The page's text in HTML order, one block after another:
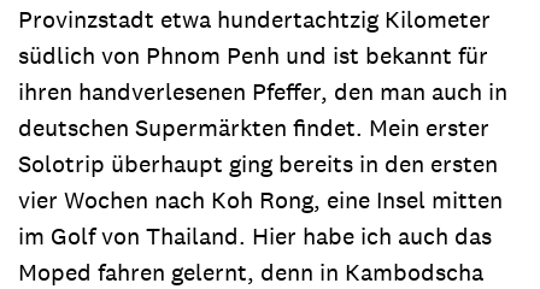
Provinzstadt etwa hundertachtzig Kilometer
südlich von Phnom Penh und ist bekannt für
ihren handverlesenen Pfeffer, den man auch in
deutschen Supermärkten findet. Mein erster
Solotrip überhaupt ging bereits in den ersten
vier Wochen nach Koh Rong, eine Insel mitten
im Golf von Thailand. Hier habe ich auch das
Moped fahren gelernt, denn in Kambodscha